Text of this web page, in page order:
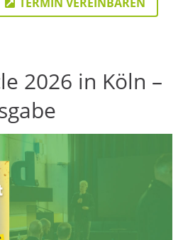
2026 in Köln –